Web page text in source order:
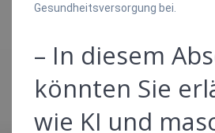
Gesundheitsversorgung bei.
– In diesem
könnten Sie
wie KI und